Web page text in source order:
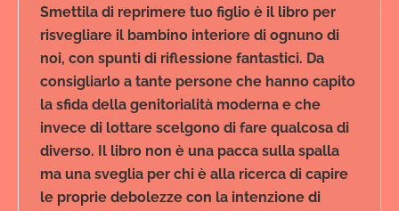
Smettila di reprimere tuo figlio è il libro per
risvegliare il bambino interiore di ognuno di
noi, con spunti di riflessione fantastici. Da
consigliarlo a tante persone che hanno capito
la sfida della genitorialità moderna e che
invece di lottare scelgono di fare qualcosa di
diverso. Il libro non è una pacca sulla spalla
ma una sveglia per chi è alla ricerca di capire
le proprie debolezze con la intenzione di